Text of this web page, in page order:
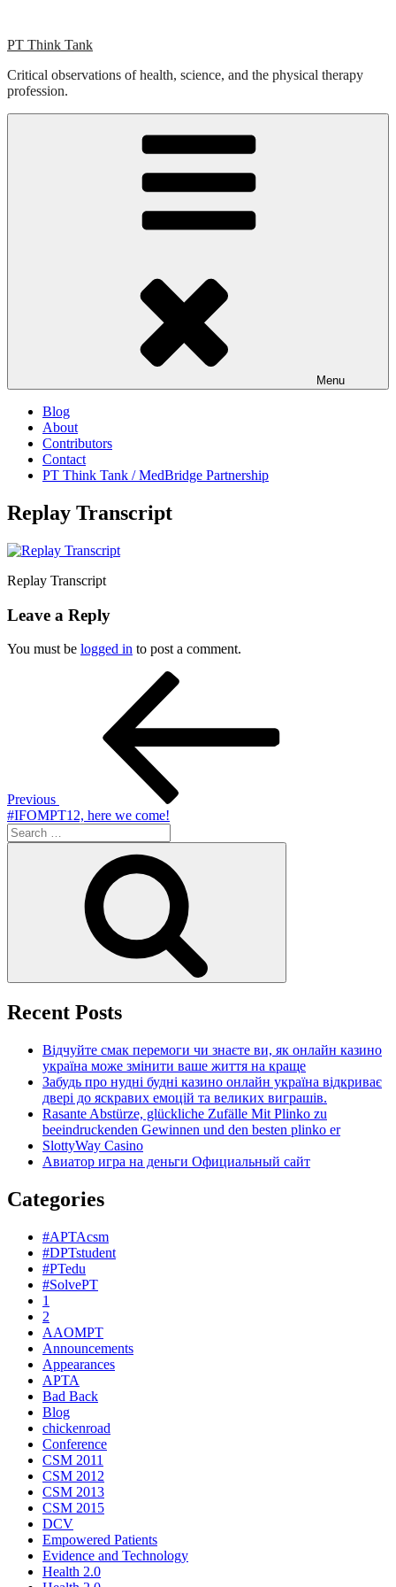
content
PT Think Tank
Critical observations of health, science, and the physical therapy
profession.
Menu
Blog
About
Contributors
Contact
PT Think Tank / MedBridge Partnership
Replay Transcript
Replay Transcript
Leave a Reply
You must be logged in to post a comment.
Previous
#IFOMPT12, here we come!
Search
for:
Recent Posts
Відчуйте смак перемоги чи знаєте ви, як онлайн казино
україна може змінити ваше життя на краще
Забудь про нудні будні казино онлайн україна відкриває
двері до яскравих емоцій та великих виграшів.
Rasante Abstürze, glückliche Zufälle Mit Plinko zu
beeindruckenden Gewinnen und den besten plinko er
SlottyWay Casino
Авиатор игра на деньги Официальный сайт
Categories
#APTAcsm
#DPTstudent
#PTedu
#SolvePT
1
2
AAOMPT
Announcements
Appearances
APTA
Bad Back
Blog
chickenroad
Conference
CSM 2011
CSM 2012
CSM 2013
CSM 2015
DCV
Empowered Patients
Evidence and Technology
Health 2.0